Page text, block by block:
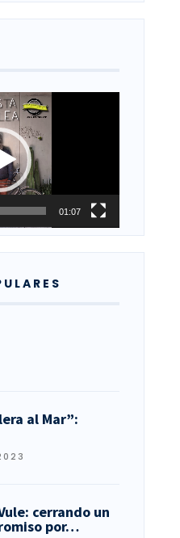
01:07
al Mar”:
cerrando un
por…